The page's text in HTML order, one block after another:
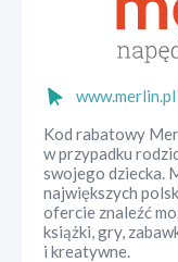
www.merlin.pl
Kod rabatowy
w przypadku
swojego dziecka.
największych
ofercie znaleźć
książki, gry,
i kreatywne.